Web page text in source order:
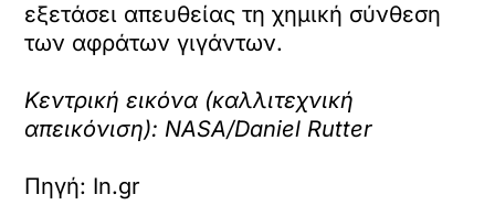
εξετάσει απευθείας τη χημική σύνθεση
των αφράτων γιγάντων.
Κεντρική εικόνα (καλλιτεχνική
απεικόνιση): NASA/Daniel Rutter
Πηγή: In.gr